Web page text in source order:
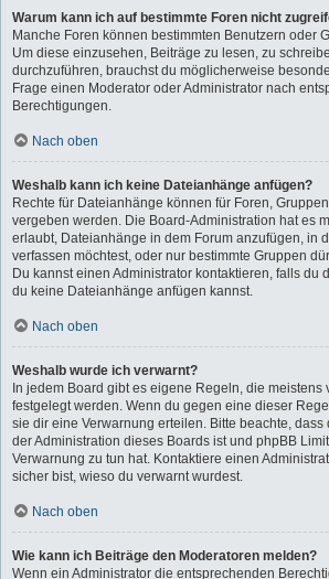
Warum kann ich auf bestimmte Foren nicht
Manche Foren können bestimmten Benutzern oder
Um diese einzusehen, Beiträge zu lesen, zu
durchzuführen, brauchst du möglicherweise
Frage einen Moderator oder Administrator nach
Berechtigungen.
Nach oben
Weshalb kann ich keine Dateianhänge anfügen?
Rechte für Dateianhänge können für Foren,
vergeben werden. Die Board-Administration hat es
erlaubt, Dateianhänge in dem Forum anzufügen, in
verfassen möchtest, oder nur bestimmte Gruppen
Du kannst einen Administrator kontaktieren, falls du
du keine Dateianhänge anfügen kannst.
Nach oben
Weshalb wurde ich verwarnt?
In jedem Board gibt es eigene Regeln, die meistens
festgelegt werden. Wenn du gegen eine dieser
sie dir eine Verwarnung erteilen. Bitte beachte,
der Administration dieses Boards ist und phpBB
Verwarnung zu tun hat. Kontaktiere einen
sicher bist, wieso du verwarnt wurdest.
Nach oben
Wie kann ich Beiträge den Moderatoren melden?
Wenn ein Administrator die entsprechenden